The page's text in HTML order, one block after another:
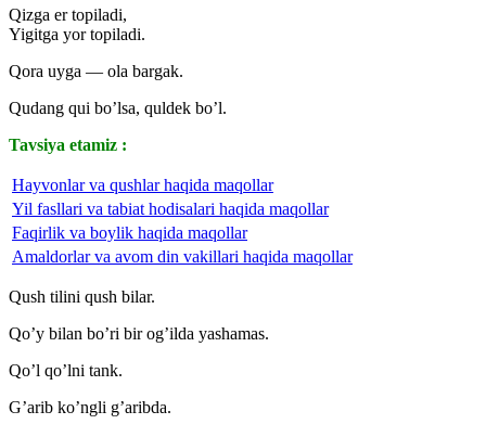
Qizga er topiladi,
Yigitga yor topiladi.
Qora uyga — ola bargak.
Qudang qui bo’lsa, quldek bo’l.
Tavsiya etamiz :
Hayvonlar va qushlar haqida maqollar
Yil fasllari va tabiat hodisalari haqida maqollar
Faqirlik va boylik haqida maqollar
Amaldorlar va avom din vakillari haqida maqollar
Qush tilini qush bilar.
Qo’y bilan bo’ri bir og’ilda yashamas.
Qo’l qo’lni tank.
G’arib ko’ngli g’aribda.